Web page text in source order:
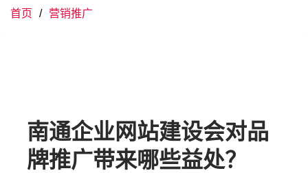
首页 营销推广
南通企业网站建设会对品
牌推广带来哪些益处？